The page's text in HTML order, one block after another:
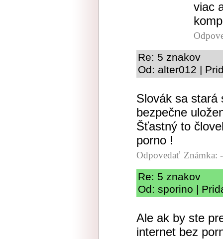
viac
Re: 5 znakov
Od: alter012 |
Slovák sa stará
bezpečne
Šťastný to
porno !
Odpovedať Známka:
Re: 5 znakov
Od: sporino |
Ale ak by ste
internet bez